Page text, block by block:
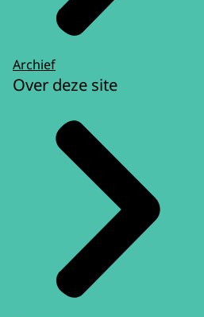
Archief
Over deze site